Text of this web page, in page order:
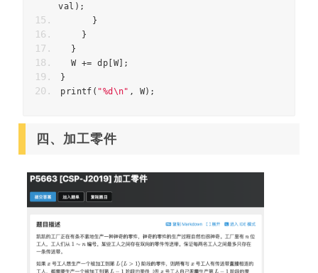
val );
}
}
}
W += dp [W];
}
printf ( "%d \n" , W);
四、加工零件